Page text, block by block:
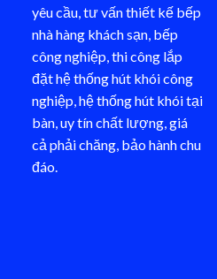
yêu cầu, tư vấn thiết kế bếp
nhà hàng khách sạn, bếp
công nghiệp, thi công lắp
đặt hệ thống hút khói công
nghiệp, hệ thống hút khói tại
bàn, uy tín chất lượng, giá
cả phải chăng, bảo hành chu
đáo.